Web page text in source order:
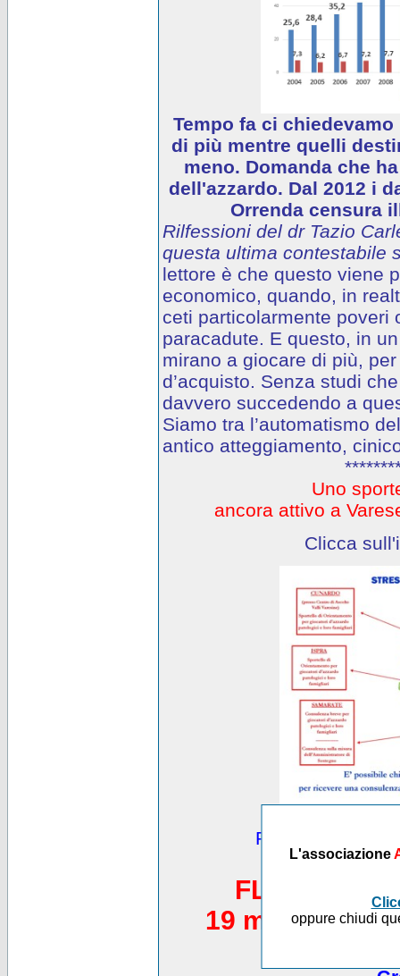
L'associazione
oppure chiudi
Tempo fa ci
di più mentre quelli
meno. Domanda che
dell'azzardo. Dal 2012 i
Orrenda censura
Rilfessioni del dr Tazio
questa ultima contestabile
lettore è che questo viene
economico, quando, in
ceti particolarmente poveri
paracadute. E questo, in
mirano a giocare di più,
d’acquisto. Senza studi
davvero succedendo a
Siamo tra l’automatismo
antico atteggiamento,
Uno
ancora attivo a
Clicca
Puoi vedere
FLASH
19 maggio